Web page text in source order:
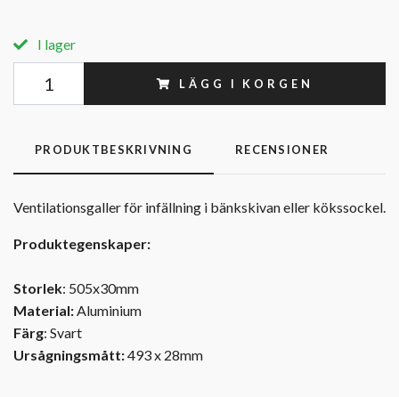
I lager
LÄGG I KORGEN
PRODUKTBESKRIVNING RECENSIONER
Ventilationsgaller för infällning i bänkskivan eller kökssockel.
Produktegenskaper:
Storlek: 505x30mm
Material:Aluminium
Färg: Svart
Ursågningsmått:493 x 28mm